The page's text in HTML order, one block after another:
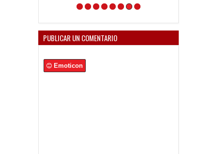
PUBLICAR UN COMENTARIO
Emoticon